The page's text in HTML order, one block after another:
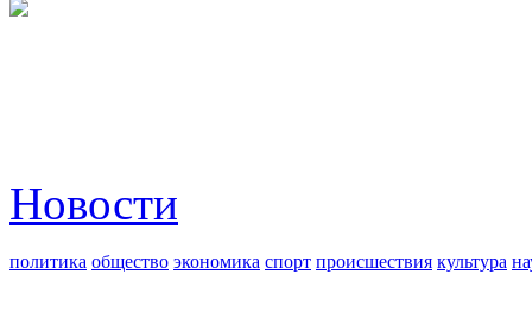
Новости
политика общество экономика спорт происшествия культура